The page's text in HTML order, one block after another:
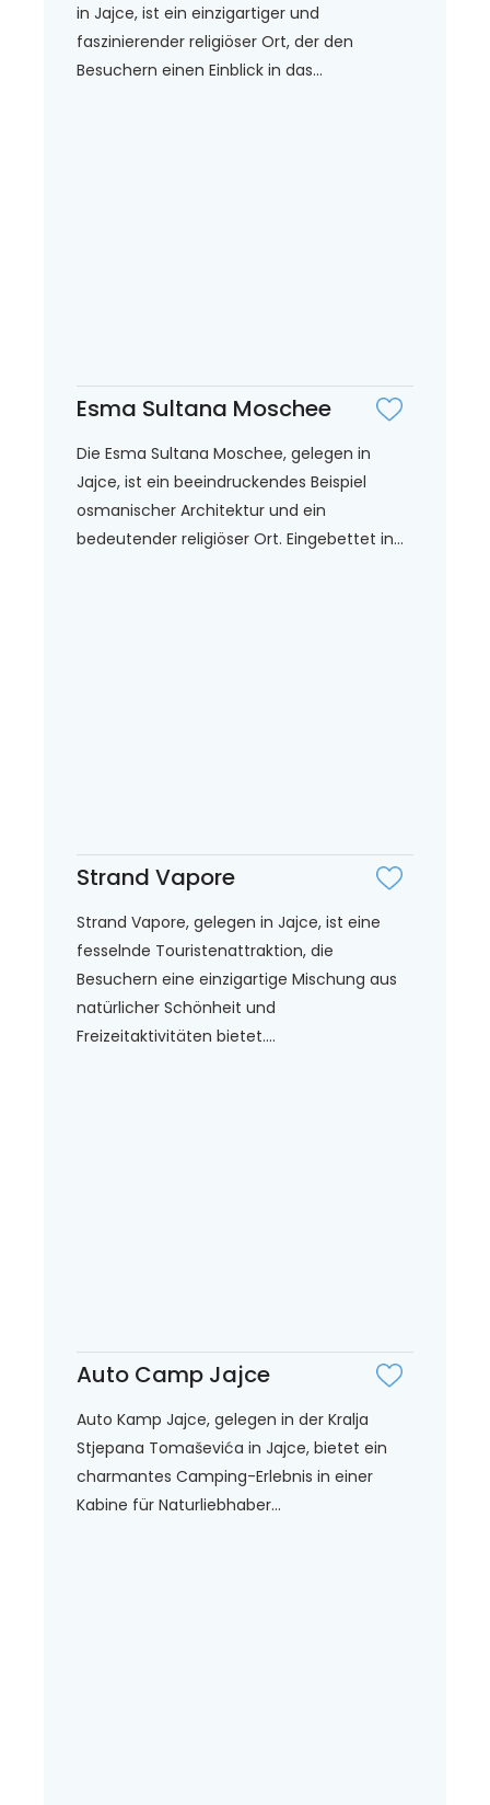
in Jajce, ist ein einzigartiger und
faszinierender religiöser Ort, der den
Besuchern einen Einblick in das...
Esma Sultana Moschee
Die Esma Sultana Moschee, gelegen in
Jajce, ist ein beeindruckendes Beispiel
osmanischer Architektur und ein
bedeutender religiöser Ort. Eingebettet in...
Strand Vapore
Strand Vapore, gelegen in Jajce, ist eine
fesselnde Touristenattraktion, die
Besuchern eine einzigartige Mischung aus
natürlicher Schönheit und
Freizeitaktivitäten bietet....
Auto Camp Jajce
Auto Kamp Jajce, gelegen in der Kralja
Stjepana Tomaševića in Jajce, bietet ein
charmantes Camping-Erlebnis in einer
Kabine für Naturliebhaber...